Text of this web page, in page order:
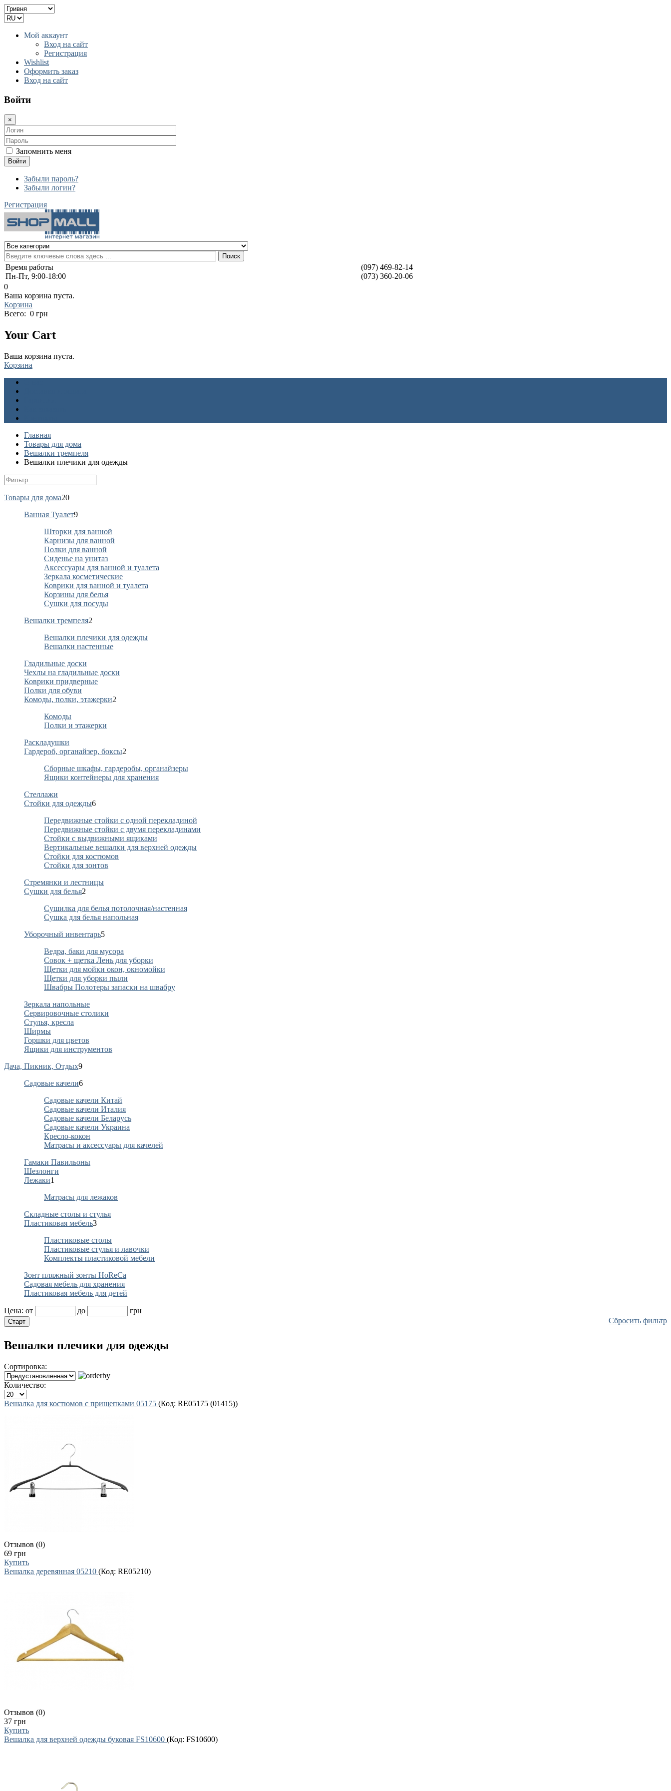
Мой аккаунт
Вход на сайт
Регистрация
Wishlist
Оформить заказ
Вход на сайт
Войти
×
Запомнить меня
Войти
Забыли пароль?
Забыли логин?
Регистрация
Поиск
Время работы
Пн-Пт, 9:00-18:00
(097) 469-82-14
(073) 360-20-06
0
Ваша корзина пуста.
Корзина
Всего: 0 грн
Your Cart
Ваша корзина пуста.
Корзина
Главная
Товары для дома
Вешалки тремпеля
Вешалки плечики для одежды
Товары для дома20
Ванная Туалет9
Шторки для ванной
Карнизы для ванной
Полки для ванной
Сиденье на унитаз
Аксессуары для ванной и туалета
Зеркала косметические
Коврики для ванной и туалета
Корзины для белья
Сушки для посуды
Вешалки тремпеля2
Вешалки плечики для одежды
Вешалки настенные
Гладильные доски
Чехлы на гладильные доски
Коврики придверные
Полки для обуви
Комоды, полки, этажерки2
Комоды
Полки и этажерки
Раскладушки
Гардероб, органайзер, боксы2
Сборные шкафы, гардеробы, органайзеры
Ящики контейнеры для хранения
Стеллажи
Стойки для одежды6
Передвижные стойки с одной перекладиной
Передвижные стойки с двумя перекладинами
Стойки с выдвижными ящиками
Вертикальные вешалки для верхней одежды
Стойки для костюмов
Стойки для зонтов
Стремянки и лестницы
Сушки для белья2
Сушилка для белья потолочная/настенная
Сушка для белья напольная
Уборочный инвентарь5
Ведра, баки для мусора
Совок + щетка Лень для уборки
Щетки для мойки окон, окномойки
Щетки для уборки пыли
Швабры Полотеры запаски на швабру
Зеркала напольные
Сервировочные столики
Стулья, кресла
Ширмы
Горшки для цветов
Ящики для инструментов
Дача, Пикник, Отдых9
Садовые качели6
Садовые качели Китай
Садовые качели Италия
Садовые качели Беларусь
Садовые качели Украина
Кресло-кокон
Матрасы и аксессуары для качелей
Гамаки Павильоны
Шезлонги
Лежаки1
Матрасы для лежаков
Складные столы и стулья
Пластиковая мебель3
Пластиковые столы
Пластиковые стулья и лавочки
Комплекты пластиковой мебели
Зонт пляжный зонты HoReCa
Садовая мебель для хранения
Пластиковая мебель для детей
Цена: от до
грн
Сбросить фильтр
Вешалки плечики для одежды
Сортировка:
Количество:
Вешалка для костюмов с прищепками 05175 (Код: RE05175 (01415))
Отзывов (0)
69 грн
Купить
Вешалка деревянная 05210 (Код: RE05210)
Отзывов (0)
37 грн
Купить
Вешалка для верхней одежды буковая FS10600 (Код: FS10600)